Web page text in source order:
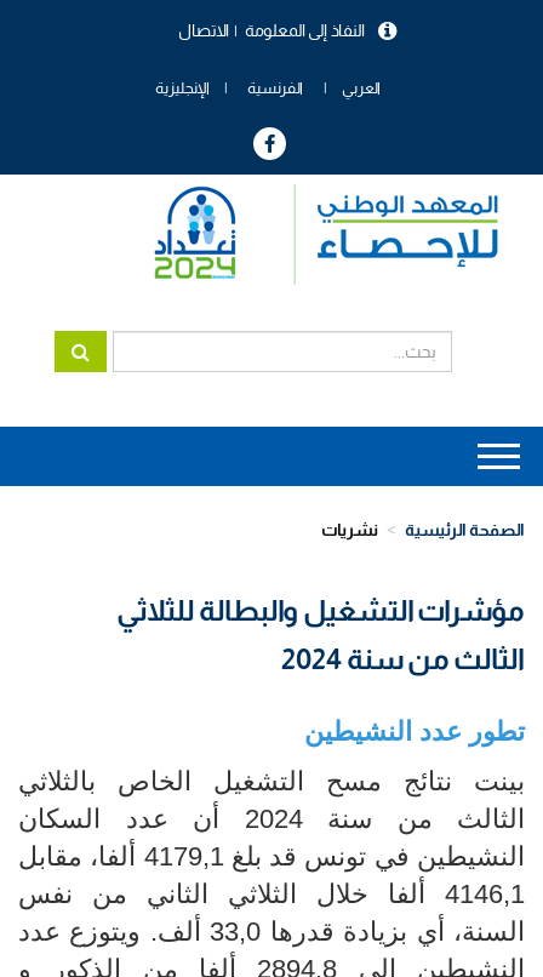
الاتصال النفاذ إلى المعلومة
العربي الفرنسية الإنجليزية
Main
navigation
الصفحة الرئيسية نشريات
مؤشرات التشغيل والبطالة للثلاثي
الثالث من سنة 2024
​​​​​​​تطور عدد النشيطين
بينت نتائج مسح التشغيل الخاص بالثلاثي
الثالث من سنة 2024 أن عدد السكان
النشيطين في تونس قد بلغ 4179,1 ألفا، مقابل
4146,1 ألفا خلال الثلاثي الثاني من نفس
السنة، أي بزيادة قدرها 33,0 ألف. ويتوزع عدد
النشيطين إلى 2894,8 ألفا من الذكور و